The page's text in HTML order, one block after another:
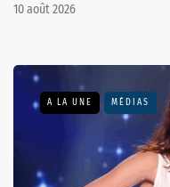
10 août 2026
A LA UNE MÉDIAS